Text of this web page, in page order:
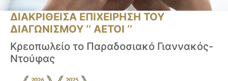
ΔΙΑΚΡΙΘΕΙΣΑ ΕΠΙΧΕΙΡΗΣΗ ΤΟΥ
ΔΙΑΓΩΝΙΣΜΟΥ ‘’ ΑΕΤΟΙ ‘’
Κρεοπωλείο το Παραδοσιακό Γιαννακός-
Ντούφας